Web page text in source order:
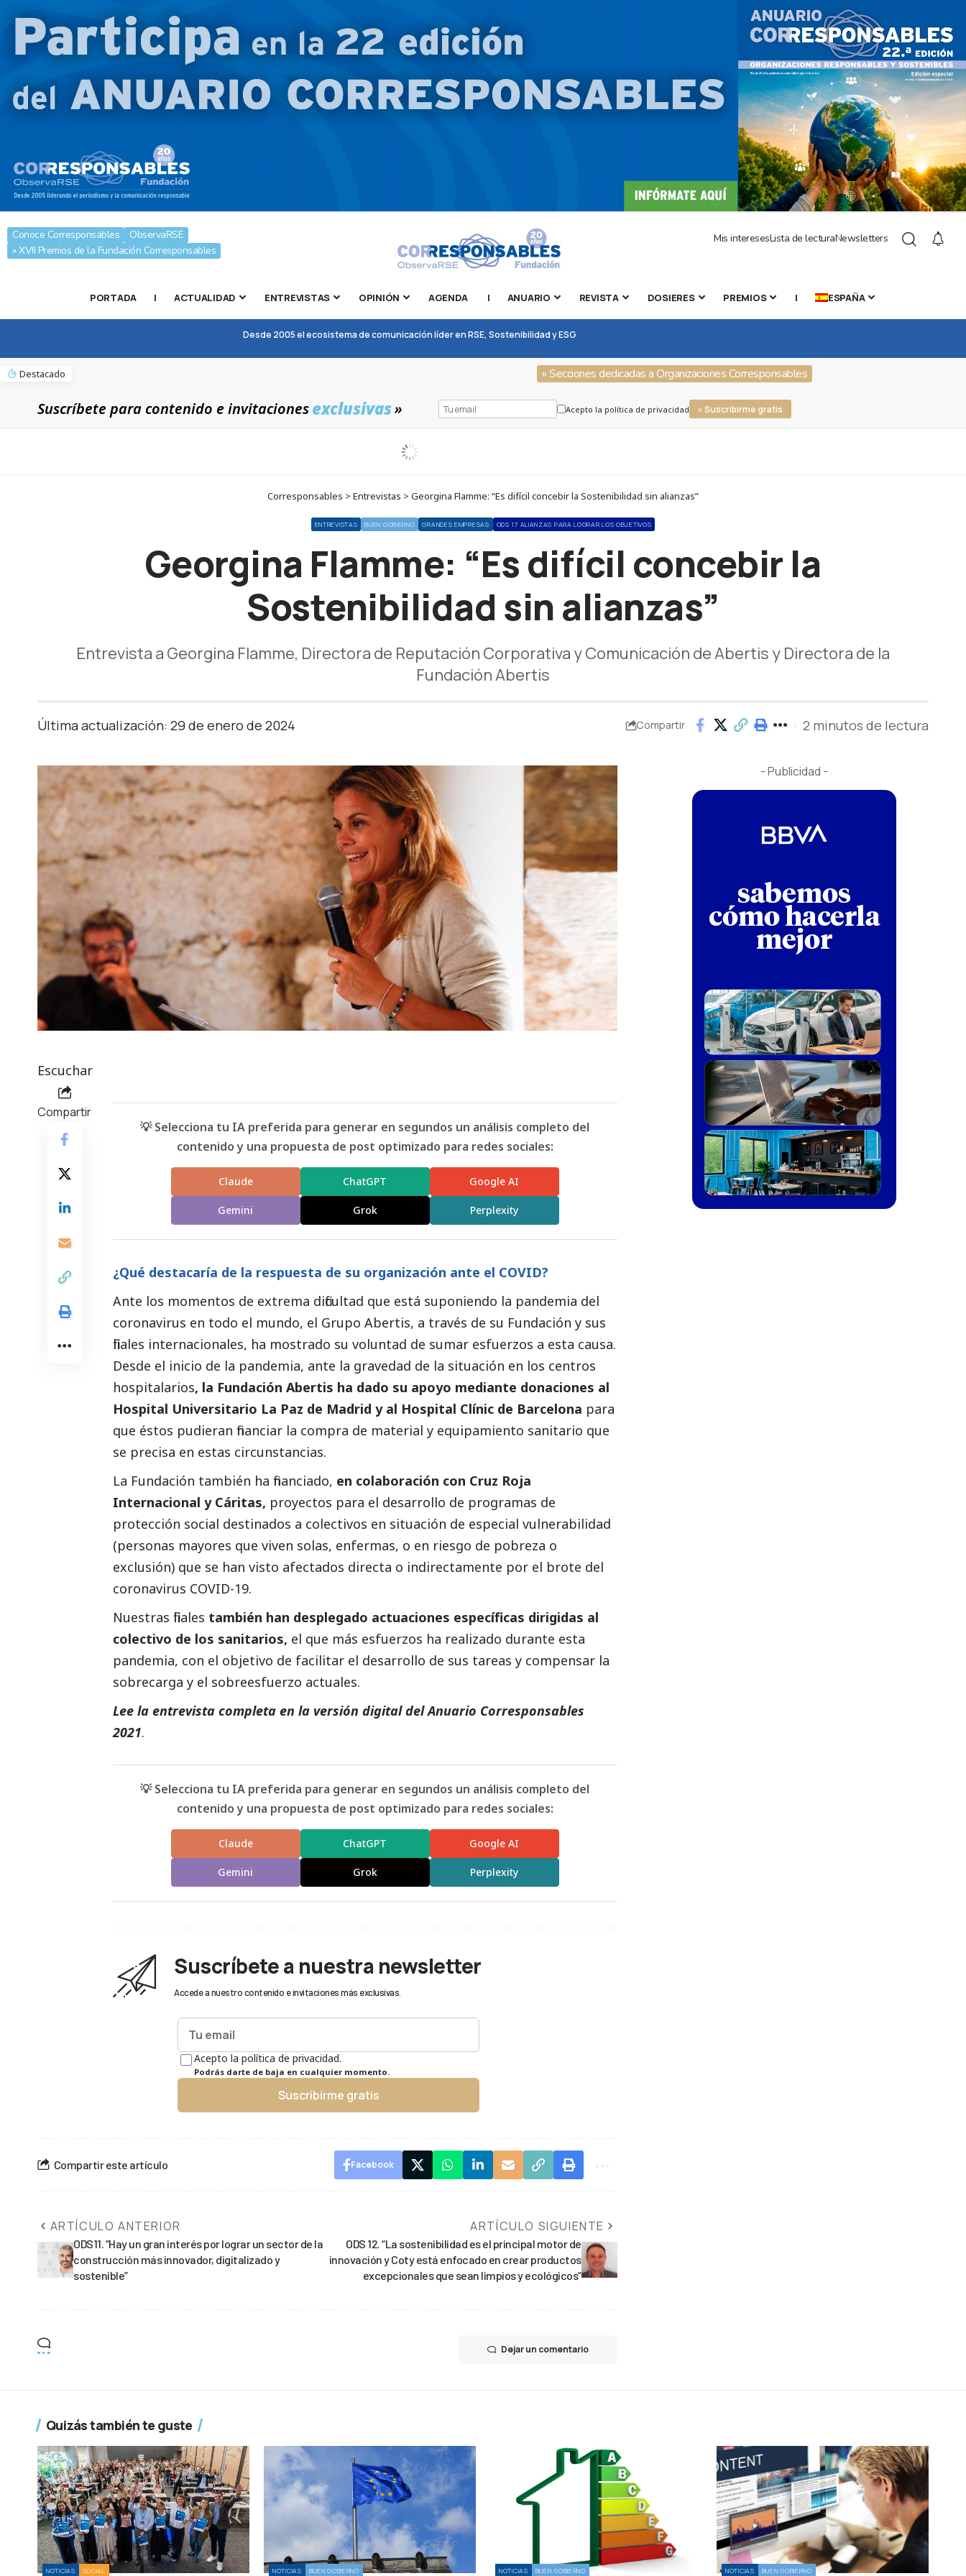
Conoce Corresponsables
ObservaRSE
» XVII Premios de la Fundación Corresponsables
Mis interesesLista de lecturaNewsletters
PORTADA | ACTUALIDAD ENTREVISTAS OPINIÓN AGENDA | ANUARIO REVISTA DOSIERES PREMIOS | ESPAÑA
Desde 2005 el ecosistema de comunicación líder en RSE, Sostenibilidad y ESG
Destacado » Secciones dedicadas a Organizaciones Corresponsables
Suscríbete para contenido e invitacionesexclusivas» Acepto la política de privacidad » Suscribirme gratis
Corresponsables > Entrevistas > Georgina Flamme: “Es difícil concebir la Sostenibilidad sin alianzas”
ENTREVISTAS BUEN GOBIERNO GRANDES EMPRESAS ODS 17 ALIANZAS PARA LOGRAR LOS OBJETIVOS
Georgina Flamme: “Es difícil concebir la
Sostenibilidad sin alianzas”
Entrevista a Georgina Flamme, Directora de Reputación Corporativa y Comunicación de Abertis y Directora de la
Fundación Abertis
Última actualización: 29 de enero de 2024 Compartir 2 minutos de lectura
Escuchar
Compartir
💡 Selecciona tu IA preferida para generar en segundos un análisis completo del
contenido y una propuesta de post optimizado para redes sociales:
Claude ChatGPT Google AI
Gemini Grok Perplexity
¿Qué destacaría de la respuesta de su organización ante el COVID?
Ante los momentos de extrema dificultad que está suponiendo la pandemia del
coronavirus en todo el mundo, el Grupo Abertis, a través de su Fundación y sus
filiales internacionales, ha mostrado su voluntad de sumar esfuerzos a esta causa.
Desde el inicio de la pandemia, ante la gravedad de la situación en los centros
hospitalarios, la Fundación Abertis ha dado su apoyo mediante donaciones al
Hospital Universitario La Paz de Madrid y al Hospital Clínic de Barcelona para
que éstos pudieran financiar la compra de material y equipamiento sanitario que
se precisa en estas circunstancias.
La Fundación también ha financiado, en colaboración con Cruz Roja
Internacional y Cáritas, proyectos para el desarrollo de programas de
protección social destinados a colectivos en situación de especial vulnerabilidad
(personas mayores que viven solas, enfermas, o en riesgo de pobreza o
exclusión) que se han visto afectados directa o indirectamente por el brote del
coronavirus COVID-19.
Nuestras filiales también han desplegado actuaciones específicas dirigidas al
colectivo de los sanitarios, el que más esfuerzos ha realizado durante esta
pandemia, con el objetivo de facilitar el desarrollo de sus tareas y compensar la
sobrecarga y el sobreesfuerzo actuales.
Lee la entrevista completa en la versión digital del Anuario Corresponsables
2021.
💡 Selecciona tu IA preferida para generar en segundos un análisis completo del
contenido y una propuesta de post optimizado para redes sociales:
Claude ChatGPT Google AI
Gemini Grok Perplexity
Suscríbete a nuestra newsletter
Accede a nuestro contenido e invitaciones más exclusivas.
Acepto la política de privacidad.
Podrás darte de baja en cualquier momento.
Suscribirme gratis
Compartir este artículo Facebook
ARTÍCULO ANTERIOR
ODS11. “Hay un gran interés por lograr un sector de la
construcción más innovador, digitalizado y
sostenible”
ARTÍCULO SIGUIENTE
ODS 12. “La sostenibilidad es el principal motor de
innovación y Coty está enfocado en crear productos
excepcionales que sean limpios y ecológicos”
Dejar un comentario
- Publicidad -
Quizás también te guste
NOTICIAS SOCIAL NOTICIAS BUEN GOBIERNO NOTICIAS BUEN GOBIERNO NOTICIAS BUEN GOBIERNO